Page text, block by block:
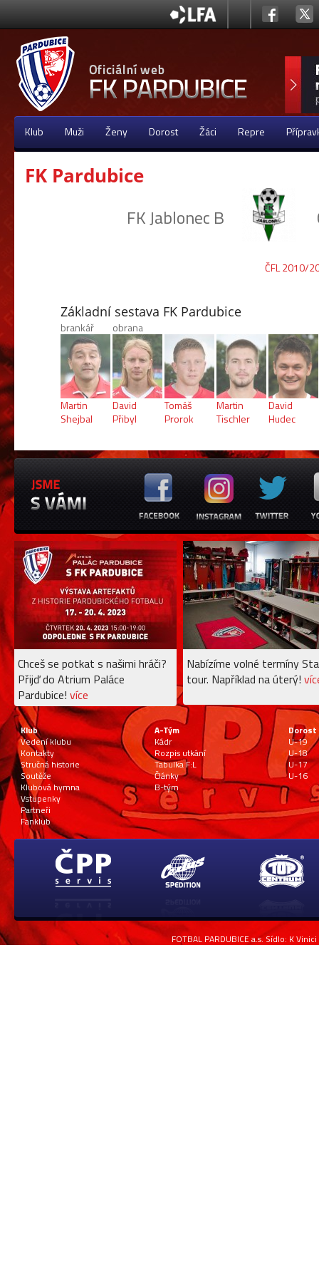
Klub Muži Ženy Dorost Žáci Repre
FK Pardubice
FK Jablonec B
ČFL 2010/
Základní sestava FK Pardubice
brankář
Martin
Shejbal
obrana
David
Přibyl
Tomáš
Prorok
Martin
Tischler
David
Hudec
Chceš se potkat s našimi hráči?
Přijď do Atrium Paláce
Pardubice! více
Nabízíme volné termíny
tour. Například na úterý!
Klub
Vedení klubu
Kontakty
Stručná historie
Soutěže
Klubová hymna
Vstupenky
Partneři
Fanklub
A-Tým
Kádr
Rozpis utkání
Tabulka F:L
Články
B-tým
Dorost
U-19
U-18
U-17
U-16
FOTBAL PARDUBICE a.s. Sídlo: K